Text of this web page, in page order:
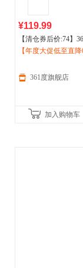
¥119.99
【清仓券后价:74】
026秋季新款加绒
【年度大促低至直
361度旗舰店
加入购物车